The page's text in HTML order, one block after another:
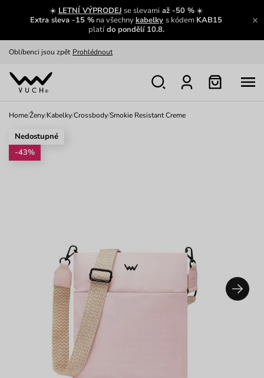
☀️ LETNÍ VÝPRODEJ se slevamiaž -50 %☀️
Extra sleva -15 % na všechnykabelky s kódem KAB15
platído pondělí 10.8.
Zajímavosti ze světa Vuch:
Zobrazit
Oblíbenci jsou zpět Prohlédnout
Nech se inspirovat
Home/Ženy/Kabelky/Crossbody/Smokie Resistant Creme
Nedostupné
-43%